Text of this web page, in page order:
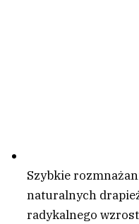
Szybkie
naturalnych
radykalnego